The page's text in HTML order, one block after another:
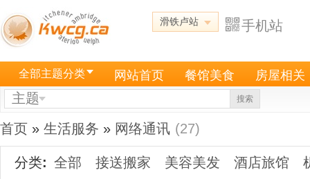
滑铁卢站 手机站
全部主题分类 网站首页 餐馆美食 房屋相关
主题 搜索
首页 » 生活服务 » 网络通讯 (27)
分类: 全部 接送搬家 美容美发 酒店旅馆